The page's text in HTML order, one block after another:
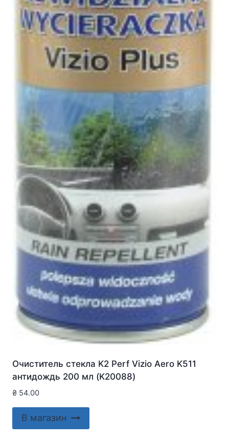
Очиститель стекла K2 Perf Vizio Aero K511
антидождь 200 мл (K20088)
₴ 54.00
В магазин